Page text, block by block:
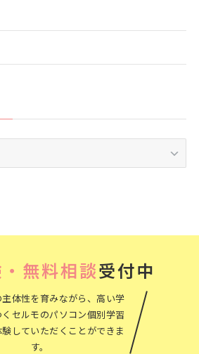
無料相談受付中
体性を育みながら、高い学
セルモのパソコン個別学習
していただくことができま
す。